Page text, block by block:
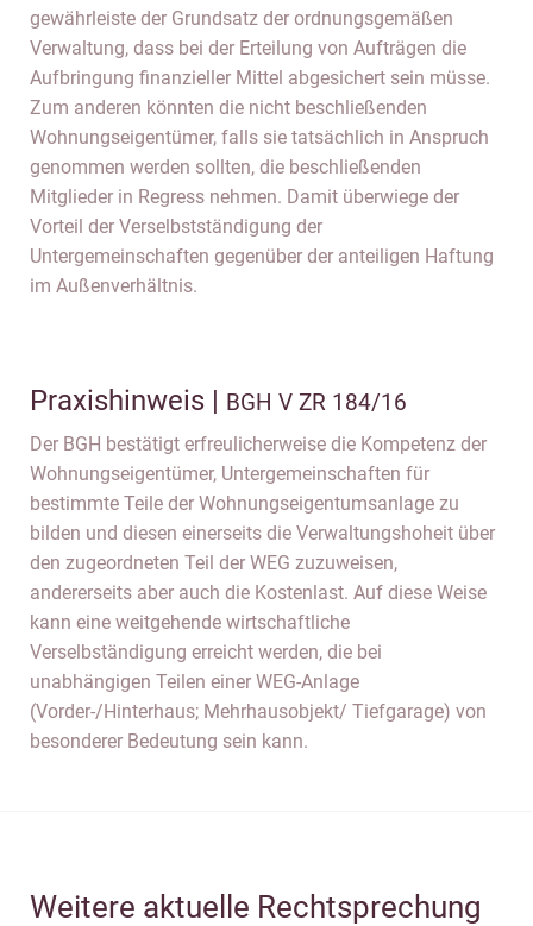
gewährleiste der Grundsatz der ordnungsgemäßen
Verwaltung, dass bei der Erteilung von Aufträgen die
Aufbringung finanzieller Mittel abgesichert sein müsse.
Zum anderen könnten die nicht beschließenden
Wohnungseigentümer, falls sie tatsächlich in Anspruch
genommen werden sollten, die beschließenden
Mitglieder in Regress nehmen. Damit überwiege der
Vorteil der Verselbstständigung der
Untergemeinschaften gegenüber der anteiligen Haftung
im Außenverhältnis.
Praxishinweis | BGH V ZR 184/16
Der BGH bestätigt erfreulicherweise die Kompetenz der
Wohnungseigentümer, Untergemeinschaften für
bestimmte Teile der Wohnungseigentumsanlage zu
bilden und diesen einerseits die Verwaltungshoheit über
den zugeordneten Teil der WEG zuzuweisen,
andererseits aber auch die Kostenlast. Auf diese Weise
kann eine weitgehende wirtschaftliche
Verselbständigung erreicht werden, die bei
unabhängigen Teilen einer WEG-Anlage
(Vorder-/Hinterhaus; Mehrhausobjekt/ Tiefgarage) von
besonderer Bedeutung sein kann.
Weitere aktuelle Rechtsprechung